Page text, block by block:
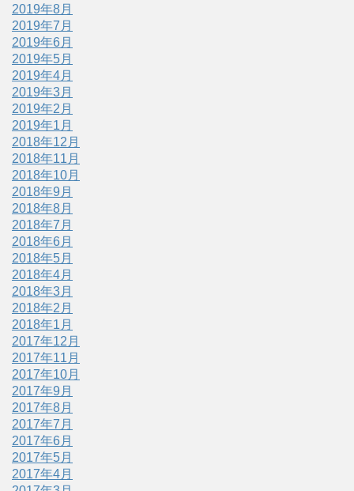
2019年8月
2019年7月
2019年6月
2019年5月
2019年4月
2019年3月
2019年2月
2019年1月
2018年12月
2018年11月
2018年10月
2018年9月
2018年8月
2018年7月
2018年6月
2018年5月
2018年4月
2018年3月
2018年2月
2018年1月
2017年12月
2017年11月
2017年10月
2017年9月
2017年8月
2017年7月
2017年6月
2017年5月
2017年4月